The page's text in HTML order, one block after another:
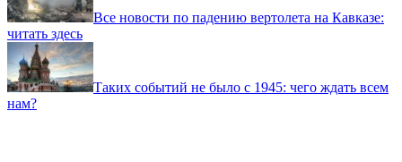
Все новости по падению вертолета на Кавказе:
читать здесь
Таких событий не было с 1945: чего ждать всем
нам?